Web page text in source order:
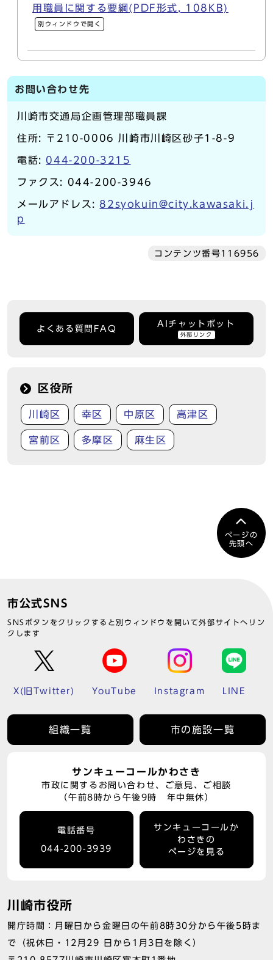
用職員に関する要綱(PDF形式, 108KB)
別ウィンドウで開く
お問い合わせ先
川崎市交通局企画管理部職員課
住所: 〒210-0006 川崎市川崎区砂子1-8-9
電話: 044-200-3215
ファクス: 044-200-3946
メールアドレス:82syokuin@city.kawasaki.j
p
コンテンツ番号116956
よくある質問FAQ
AIチャットボット
外部リンク
区役所
川崎区 幸区 中原区 高津区
宮前区 多摩区 麻生区
ページの
先頭へ
市公式SNS
SNSボタンをクリックすると別ウィンドウを開いて外部サイトへリン
クします
X(旧Twitter) YouTube Instagram LINE
組織一覧 市の施設一覧
サンキューコールかわさき
市政に関するお問い合わせ、ご意見、ご相談
（午前8時から午後9時 年中無休）
電話番号
044-200-3939
サンキューコールか
わさきの
ページを見る
川崎市役所
開庁時間：月曜日から金曜日の午前8時30分から午後5時ま
で（祝休日・12月29 日から1月3日を除く）